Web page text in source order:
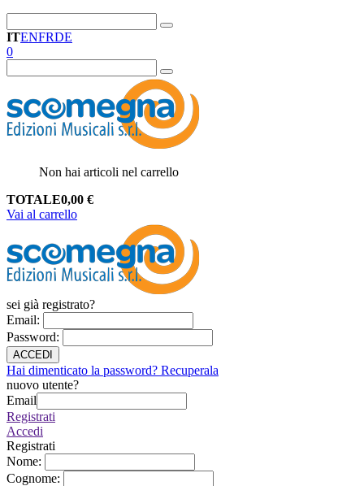
ITENFRDE
0
Non hai articoli nel carrello
TOTALE0,00 €
Vai al carrello
sei già registrato?
Email:
Password:
ACCEDI
Hai dimenticato la password? Recuperala
nuovo utente?
Email
Registrati
Accedi
Registrati
Nome:
Cognome: